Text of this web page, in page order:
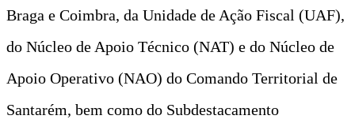
Braga e Coimbra, da Unidade de Ação Fiscal (UAF),
do Núcleo de Apoio Técnico (NAT) e do Núcleo de
Apoio Operativo (NAO) do Comando Territorial de
Santarém, bem como do Subdestacamento